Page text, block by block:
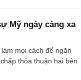
Mỹ ngày càng xa
mọi cách để ngăn
thỏa thuận hai bên